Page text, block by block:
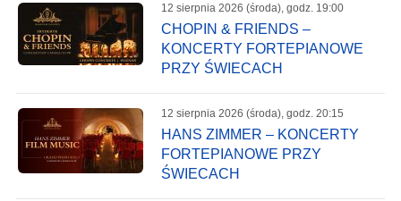
12 sierpnia 2026 (środa), godz. 19:00
CHOPIN & FRIENDS –
KONCERTY FORTEPIANOWE
PRZY ŚWIECACH
12 sierpnia 2026 (środa), godz. 20:15
HANS ZIMMER – KONCERTY
FORTEPIANOWE PRZY
ŚWIECACH